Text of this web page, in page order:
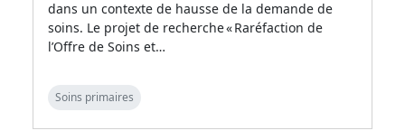
dans un contexte de hausse de la demande de
soins. Le projet de recherche « Raréfaction de
l’Offre de Soins et…
Soins primaires